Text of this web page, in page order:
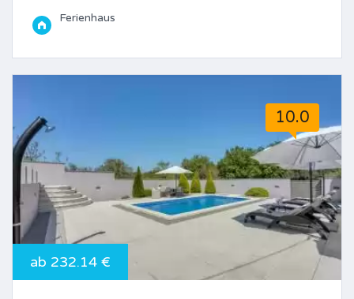
Ferienhaus
10.0
ab 232.14 €